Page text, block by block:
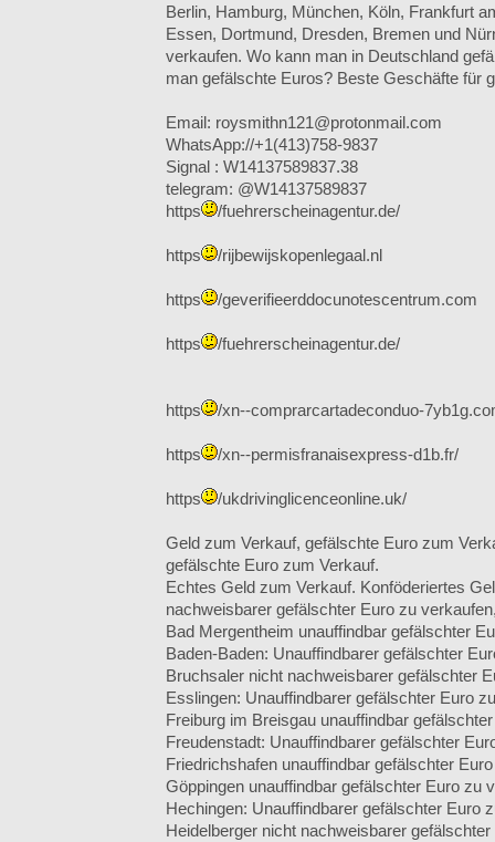
Berlin, Hamburg, München, Köln, Frankfurt
Essen, Dortmund, Dresden, Bremen und
verkaufen. Wo kann man in Deutschland
man gefälschte Euros? Beste Geschäfte für
Email: roysmithn121@protonmail.com
WhatsApp://+1(413)758-9837
Signal : W14137589837.38
telegram: @W14137589837
https
/fuehrerscheinagentur.de/
https /rijbewijskopenlegaal.nl
https /geverifieerddocunotescentrum.com
https /fuehrerscheinagentur.de/
https /xn--comprarcartadeconduo-
https /xn--permisfranaisexpress-d1b.fr/
https /ukdrivinglicenceonline.uk/
Geld zum Verkauf, gefälschte Euro zum
gefälschte Euro zum Verkauf.
Echtes Geld zum Verkauf. Konföderiertes
nachweisbarer gefälschter Euro zu
Bad Mergentheim unauffindbar gefälschter
Baden-Baden: Unauffindbarer gefälschter
Bruchsaler nicht nachweisbarer gefälschter
Esslingen: Unauffindbarer gefälschter Euro
Freiburg im Breisgau unauffindbar
Freudenstadt: Unauffindbarer gefälschter
Friedrichshafen unauffindbar gefälschter
Göppingen unauffindbar gefälschter Euro zu
Hechingen: Unauffindbarer gefälschter Euro
Heidelberger nicht nachweisbarer